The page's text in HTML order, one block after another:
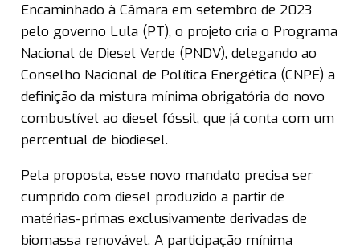
Encaminhado à Câmara em setembro de 2023
pelo governo Lula (PT), o projeto cria o Programa
Nacional de Diesel Verde (PNDV), delegando ao
Conselho Nacional de Política Energética (CNPE) a
definição da mistura mínima obrigatória do novo
combustível ao diesel fóssil, que já conta com um
percentual de biodiesel.
Pela proposta, esse novo mandato precisa ser
cumprido com diesel produzido a partir de
matérias-primas exclusivamente derivadas de
biomassa renovável. A participação mínima